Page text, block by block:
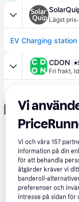
Lägst pris·
EV Charging station
CDON
Fri frakt,
Annons
Vi
Vi och våra157
information på din
för att behandla
åtgärder kräver vi
banderoll-
preferenser och
intresse på sidan för